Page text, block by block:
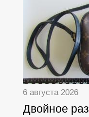
6 августа 2026
Двойное